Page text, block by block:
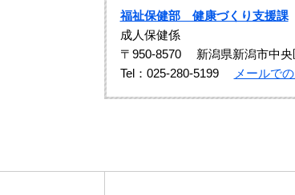
福祉保健部 健康づくり支援課
成人保健係
〒950-8570
新潟県新潟市中
Tel：025-280-5199
メールで